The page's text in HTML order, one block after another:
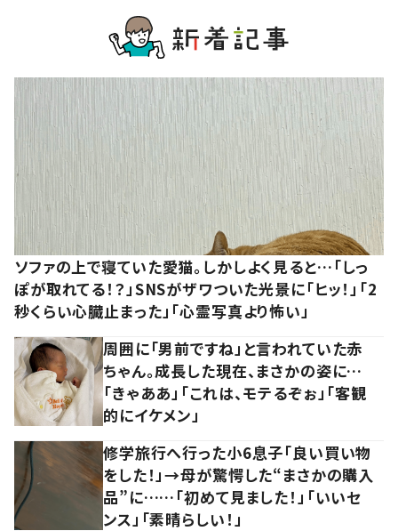
ソファの上で寝ていた愛猫。しかしよく見ると…「しっ
ぽが取れてる！？」SNSがザワついた光景に「ヒッ！」「2
秒くらい心臓止まった」「心霊写真より怖い」
周囲に「男前ですね」と言われていた赤
ちゃん。成長した現在、まさかの姿に…
「きゃああ」「これは、モテるぞぉ」「客観
的にイケメン」
修学旅行へ行った小6息子「良い買い物
をした！」→母が驚愕した“まさかの購入
品”に……「初めて見ました！」「いいセ
ンス」「素晴らしい！」